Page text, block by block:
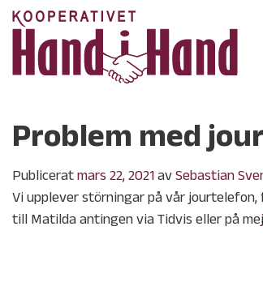
Problem med
Publiceratmars 22, 2021avSebastian
Vi upplever störningar på vår
till Matilda antingen via Tidvis eller på